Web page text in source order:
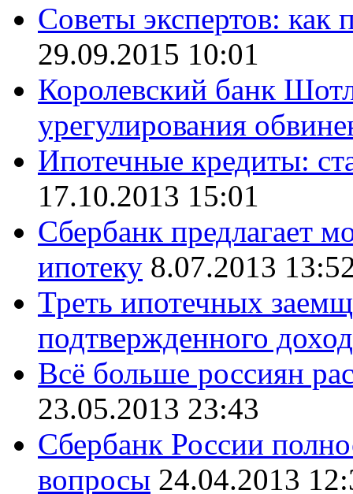
Советы экспертов: как
29.09.2015 10:01
Королевский банк
урегулирования
Ипотечные кредиты:
17.10.2013 15:01
Сбербанк предлагает
ипотеку 8.07.2013
Треть ипотечных
подтвержденного
Всё больше россиян
23.05.2013 23:43
Сбербанк России
вопросы 24.04.2013